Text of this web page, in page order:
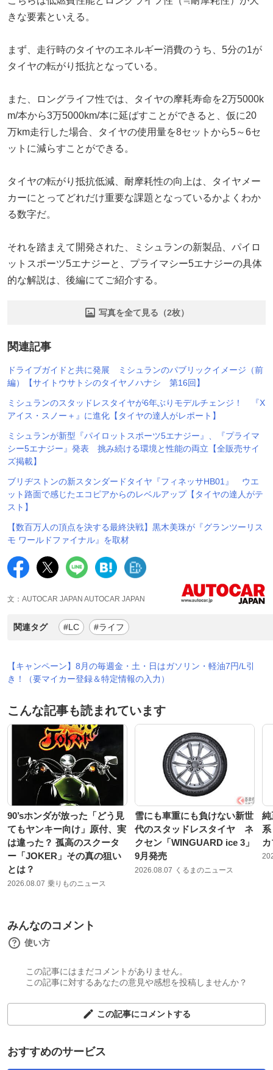
きな要素といえる。
まず、走行時のタイヤのエネルギー消費のうち、5分の1が
タイヤの転がり抵抗となっている。
また、ロングライフ性では、タイヤの摩耗寿命を2万5000k
m/本から3万5000km/本に延ばすことができると、仮に20
万km走行した場合、タイヤの使用量を8セットから5～6セ
ットに減らすことができる。
タイヤの転がり抵抗低減、耐摩耗性の向上は、タイヤメー
カーにとってどれだけ重要な課題となっているかよくわか
る数字だ。
それを踏まえて開発された、ミシュランの新製品、パイロ
ットスポーツ5エナジーと、プライマシー5エナジーの具体
的な解説は、後編にてご紹介する。
写真を全て見る（2枚）
関連記事
ドライブガイドと共に発展 ミシュランのパブリックイメージ（前
編）【サイトウサトシのタイヤノハナシ 第16回】
ミシュランのスタッドレスタイヤが6年ぶりモデルチェンジ！ 『X
アイス・スノー＋』に進化【タイヤの達人がレポート】
ミシュランが新型『パイロットスポーツ5エナジー』、『プライマ
シー5エナジー』発表 挑み続ける環境と性能の両立【全販売サイ
ズ掲載】
ブリヂストンの新スタンダードタイヤ『フィネッサHB01』 ウエ
ット路面で感じたエコピアからのレベルアップ【タイヤの達人がテ
スト】
【数百万人の頂点を決する最終決戦】黒木美珠が『グランツーリス
モ ワールドファイナル』を取材
文：AUTOCAR JAPAN AUTOCAR JAPAN
関連タグ #LC #ライフ
【キャンペーン】8月の毎週金・土・日はガソリン・軽油7円/L引
き！（要マイカー登録＆特定情報の入力）
こんな記事も読まれています
90’sホンダが放った「どう見
てもヤンキー向け」原付、実
は違った？ 孤高のスクータ
ー「JOKER」その真の狙い
とは？
2026.08.07 乗りものニュース
雪にも車重にも負けない新世
代のスタッドレスタイヤ ネ
クセン「WINGUARD ice 3」
9月発売
2026.08.07 くるまのニュース
純
みんなのコメント
使い方
この記事にはまだコメントがありません。
この記事に対するあなたの意見や感想を投稿しませんか？
この記事にコメントする
おすすめのサービス